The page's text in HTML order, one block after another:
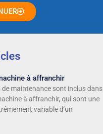
à affranchir
maintenance sont inclus dans
à affranchir, qui sont une
variable d’un